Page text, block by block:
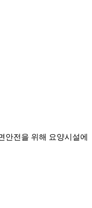
안전을 위해 요양시설에